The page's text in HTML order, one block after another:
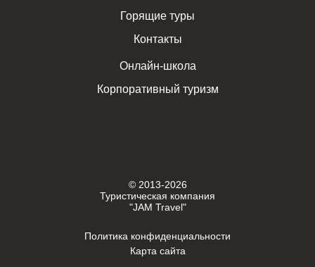
© 2013-2026
Туристическая компания
"JAM Travel"
Политика конфиденциальности
Карта сайта
Горящие туры
Контакты
Онлайн-школа
Корпоративный туризм